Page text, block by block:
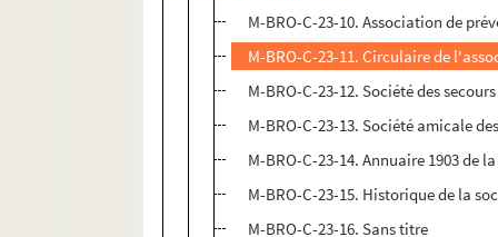
M-BRO-C-23-10. Association de
M-BRO-C-23-11. Circulaire de
M-BRO-C-23-12. Société des
M-BRO-C-23-13. Société amicale
M-BRO-C-23-14. Annuaire 1903 de
M-BRO-C-23-15. Historique de la
M-BRO-C-23-16. Sans titre